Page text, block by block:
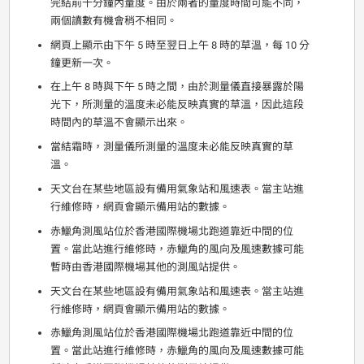
完結前十分鐘內量度。由於兩者的量度時間可能不同，
兩個讀數有機會稍不相同。
網頁上顯示由下午 5 時至翌日上午 8 時的草溫，每 10 分
鐘更新一次。
在上午 8 時與下午 5 時之間，由於測量儀直接暴露於陽
光下，所測量的溫度未必能反映真實的草溫，因此這段
時間內的草溫不會顯示出來。
當結霜時，測量儀所測量的溫度未必能反映真實的草
溫。
天文台在某些地區設有備用氣象站和風速表。當主站進
行維修時，網頁會顯示備用站的數據。
赤鱲角測風站位於香港國際機場北跑道靠近中間的位
置。當此站進行維修時，赤鱲角的風向及風速數據可能
暫時由香港國際機場其他的測風站提供。
天文台在某些地區設有備用氣象站和風速表。當主站進
行維修時，網頁會顯示備用站的數據。
赤鱲角測風站位於香港國際機場北跑道靠近中間的位
置。當此站進行維修時，赤鱲角的風向及風速數據可能